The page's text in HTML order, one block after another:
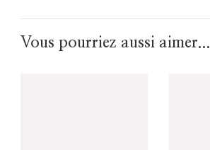
Vous pourriez aussi aimer...